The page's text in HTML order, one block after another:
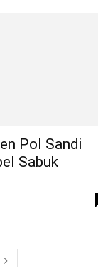
Pol Sandi
Sabuk